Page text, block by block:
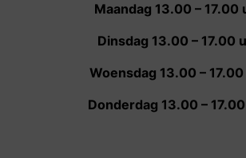
Maandag 13.00 – 17.00
Dinsdag 13.00 – 17.00
Woensdag 13.00 –
Donderdag 13.00 –